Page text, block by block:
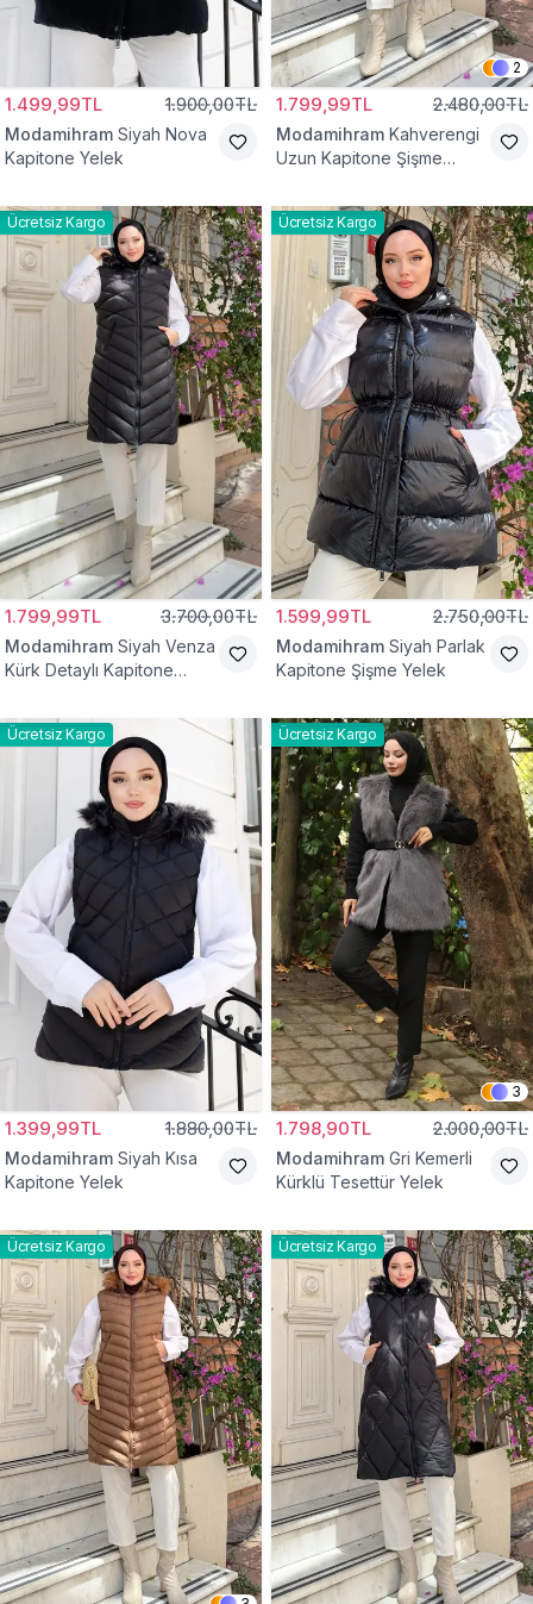
1.499,99TL 1.900,00TL
Modamihram Siyah Nova
Kapitone Yelek
2
1.799,99TL 2.480,00TL
Modamihram Kahverengi
Uzun Kapitone Şişme
Ücretsiz Kargo
1.799,99TL 3.700,00TL
Modamihram Siyah Venza
Kürk Detaylı Kapitone
Ücretsiz Kargo
1.599,99TL 2.750,00TL
Modamihram Siyah Parlak
Kapitone Şişme Yelek
Ücretsiz Kargo
1.399,99TL 1.880,00TL
Modamihram Siyah Kısa
Kapitone Yelek
Ücretsiz Kargo
3
1.798,90TL 2.000,00TL
Modamihram Gri Kemerli
Kürklü Tesettür Yelek
Ücretsiz Kargo Ücretsiz Kargo